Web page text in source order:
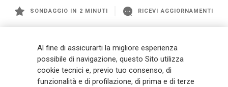
SONDAGGIO IN 2 MINUTI RICEVI AGGIORNAMENTI
management a livello globale, con premi complessivi pari a € 98,1
miliardi e € 900 miliardi di AUM nel 2025. Fondato nel 1831, con oltre 88
mila dipendenti e 163 mila agenti che servono 75 milioni di clienti, il
Gruppo ha una posizione di leadership in Europa e una presenza
Al fine di assicurarti la migliore esperienza
possibile di navigazione, questo Sito utilizza
cookie tecnici e, previo tuo consenso, di
funzionalità e di profilazione, di prima e di terze